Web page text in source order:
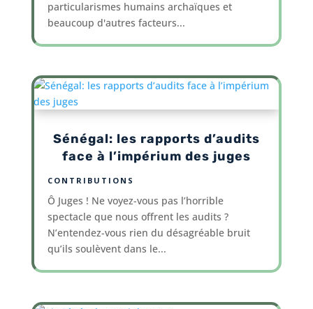
particularismes humains archaïques et
beaucoup d'autres facteurs...
Sénégal: les rapports d’audits
face à l’impérium des juges
CONTRIBUTIONS
Ô Juges ! Ne voyez-vous pas l’horrible
spectacle que nous offrent les audits ?
N’entendez-vous rien du désagréable bruit
qu’ils soulèvent dans le...